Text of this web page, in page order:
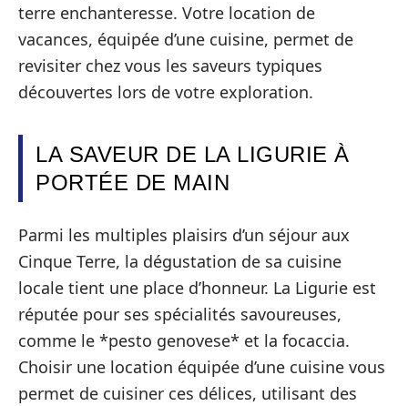
terre enchanteresse. Votre location de
vacances, équipée d’une cuisine, permet de
revisiter chez vous les saveurs typiques
découvertes lors de votre exploration.
LA SAVEUR DE LA LIGURIE À
PORTÉE DE MAIN
Parmi les multiples plaisirs d’un séjour aux
Cinque Terre, la dégustation de sa cuisine
locale tient une place d’honneur. La Ligurie est
réputée pour ses spécialités savoureuses,
comme le *pesto genovese* et la focaccia.
Choisir une location équipée d’une cuisine vous
permet de cuisiner ces délices, utilisant des